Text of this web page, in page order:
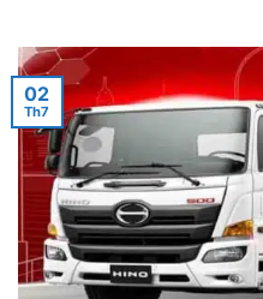
02
Th7